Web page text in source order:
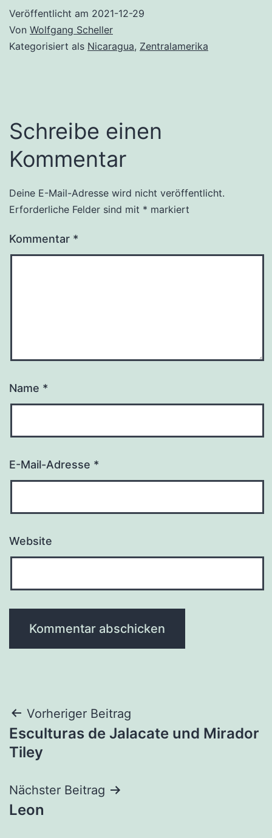
Veröffentlicht am 2021-12-29
Von Wolfgang Scheller
Kategorisiert als Nicaragua, Zentralamerika
Schreibe einen
Kommentar
Deine E-Mail-Adresse wird nicht veröffentlicht.
Erforderliche Felder sind mit * markiert
Kommentar *
Name *
E-Mail-Adresse *
Website
Beitragsnavigation
Vorheriger Beitrag
Esculturas de Jalacate und Mirador
Tiley
Nächster Beitrag
Leon